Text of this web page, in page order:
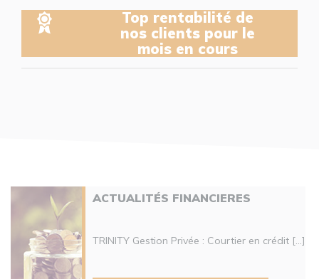
Top rentabilité de
nos clients pour le
mois en cours
ACTUALITÉS FINANCIERES
TRINITY Gestion Privée : Courtier en crédit [...]